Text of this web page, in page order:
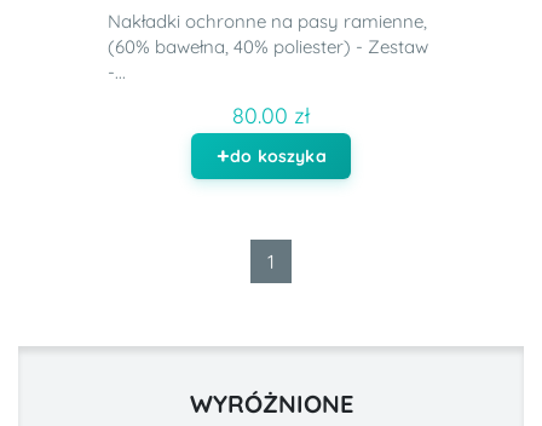
Nakładki ochronne na pasy ramienne,
(60% bawełna, 40% poliester) - Zestaw
-...
80.00 zł
do koszyka
1
WYRÓŻNIONE